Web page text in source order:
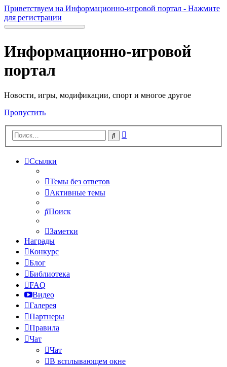
Приветствуем на Информационно-игровой портал - Нажмите
для регистрации
Информационно-игровой
портал
Новости, игры, модификации, спорт и многое другое
Пропустить
Поиск
Ссылки
Темы без ответов
Активные темы
Поиск
Заметки
Награды
Конкурс
Блог
Библиотека
FAQ
Видео
Галерея
Партнеры
Правила
Чат
Чат
В всплывающем окне